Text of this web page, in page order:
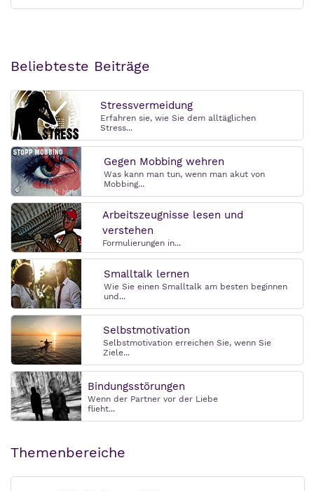
Beliebteste Beiträge
Stressvermeidung
Erfahren sie, wie Sie dem alltäglichen
Stress...
Gegen Mobbing wehren
Was kann man tun, wenn man akut von
Mobbing...
Arbeitszeugnisse lesen und
verstehen
Formulierungen in...
Smalltalk lernen
Wie Sie einen Smalltalk am besten beginnen
und...
Selbstmotivation
Selbstmotivation erreichen Sie, wenn Sie
Ziele...
Bindungsstörungen
Wenn der Partner vor der Liebe
flieht...
Themenbereiche